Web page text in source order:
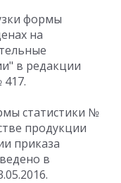
формы
на
в редакции
417.
статистики №
продукции
приказа
в